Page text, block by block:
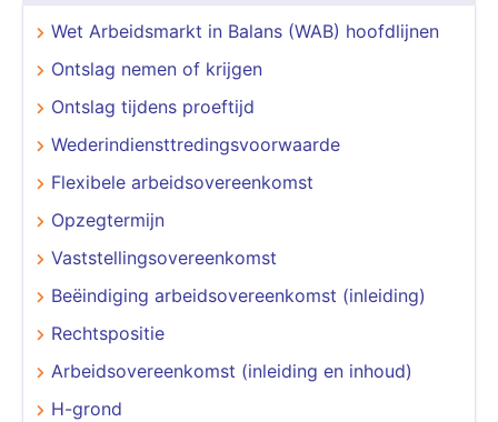
Wet Arbeidsmarkt in Balans (WAB) hoofdlijnen
Ontslag nemen of krijgen
Ontslag tijdens proeftijd
Wederindiensttredingsvoorwaarde
Flexibele arbeidsovereenkomst
Opzegtermijn
Vaststellingsovereenkomst
Beëindiging arbeidsovereenkomst (inleiding)
Rechtspositie
Arbeidsovereenkomst (inleiding en inhoud)
H-grond